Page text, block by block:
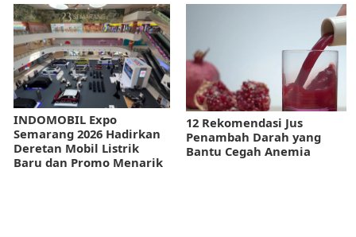
INDOMOBIL Expo
Semarang 2026 Hadirkan
Deretan Mobil Listrik
Baru dan Promo Menarik
12 Rekomendasi Jus
Penambah Darah yang
Bantu Cegah Anemia